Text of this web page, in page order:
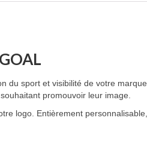
du sport et visibilité de votre
promouvoir leur image.
logo. Entièrement